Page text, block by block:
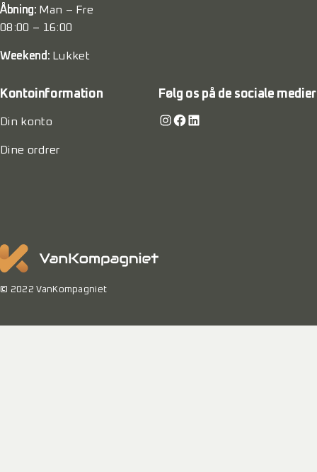
Åbning: Man – Fre
08:00 – 16:00
Weekend: Lukket
Kontoinformation
Din konto
Dine ordrer
Følg os på de sociale medier
Instagram Facebook LinkedIn
© 2022 VanKompagniet